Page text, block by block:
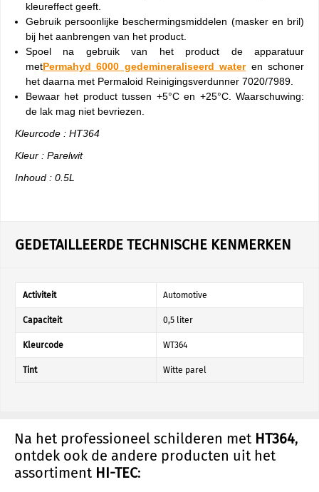
kleureffect geeft.
Gebruik persoonlijke beschermingsmiddelen (masker en bril)
bij het aanbrengen van het product.
Spoel na gebruik van het product de apparatuur
metPermahyd 6000 gedemineraliseerd wateren schoner
het daarna met Permaloid Reinigingsverdunner 7020/7989.
Bewaar het product tussen +5°C en +25°C. Waarschuwing:
de lak mag niet bevriezen.
Kleurcode : HT364
Kleur : Parelwit
Inhoud : 0.5L
GEDETAILLEERDE TECHNISCHE KENMERKEN
Activiteit Automotive
Capaciteit 0,5 liter
Kleurcode WT364
Tint Witte parel
Na het professioneel schilderen met HT364,
ontdek ook de andere producten uit het
assortiment HI-TEC: